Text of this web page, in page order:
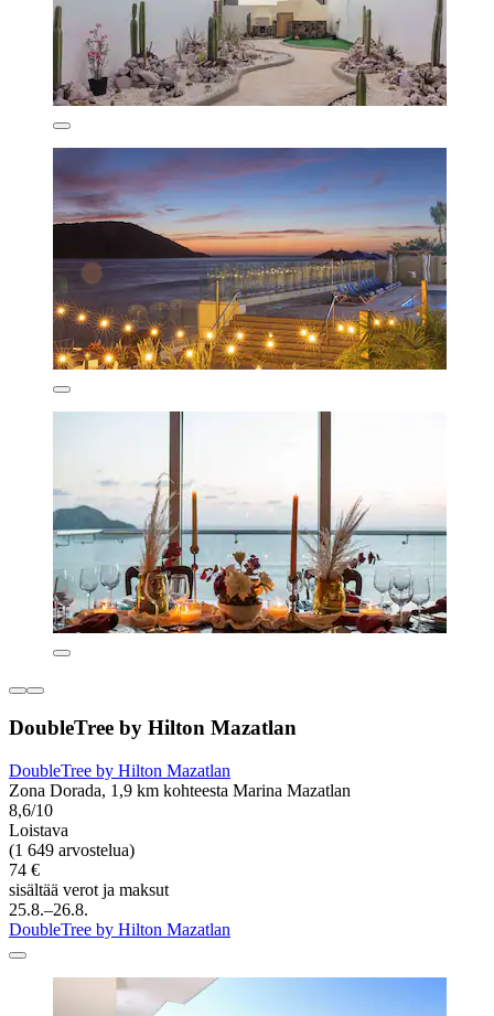
DoubleTree by Hilton Mazatlan
DoubleTree by Hilton Mazatlan
Zona Dorada, 1,9 km kohteesta Marina Mazatlan
8,6/10
Loistava
(1 649 arvostelua)
74 €
sisältää verot ja maksut
25.8.–26.8.
DoubleTree by Hilton Mazatlan